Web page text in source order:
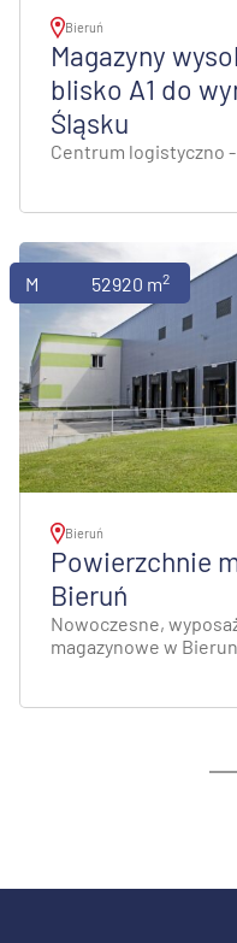
Bieruń
Magazyny
blisko A1 do
Śląsku
Centrum logistyczno
Magazyny52920 m2
Bieruń
Powierzchnie
Bieruń
Nowoczesne,
magazynowe w